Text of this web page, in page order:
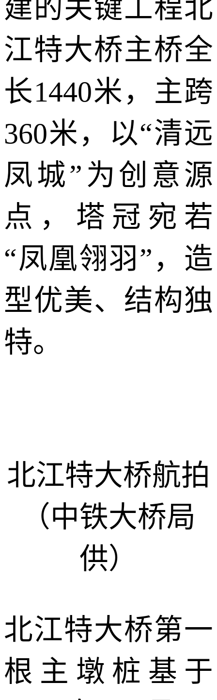
建的关键工程北
江特大桥主桥全
长1440米，主跨
360米，以“清远
凤城”为创意源
点，塔冠宛若
“凤凰翎羽”，造
型优美、结构独
特。
北江特大桥航拍
（中铁大桥局
供）
北江特大桥第一
根主墩桩基 于